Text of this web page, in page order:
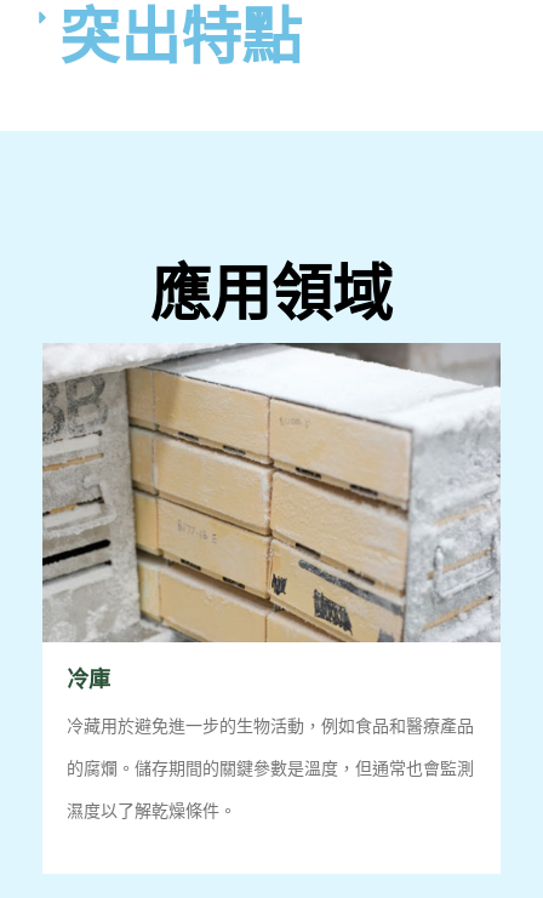
突出特點
應用領域
冷庫
冷藏用於避免進一步的生物活動，例如食品和醫療產品
的腐爛。 儲存期間的關鍵參數是溫度，但通常也會監測
濕度以了解乾燥條件。